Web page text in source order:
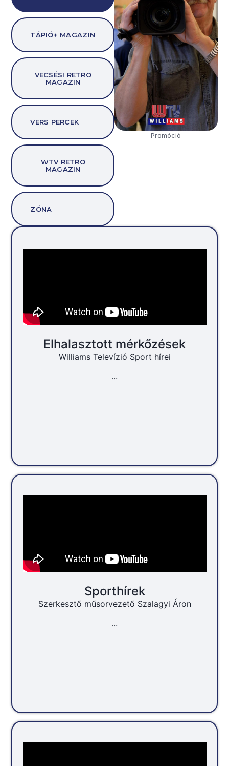
Elhalasztott mérkőzések
Williams Televízió Sport hírei
...
Sporthírek
Szerkesztő műsorvezető Szalagyi Áron
...
TÁPIÓ+ MAGAZIN
VECSÉSI RETRO
MAGAZIN
VERS PERCEK
WTV RETRO
MAGAZIN
ZÓNA
Promóció